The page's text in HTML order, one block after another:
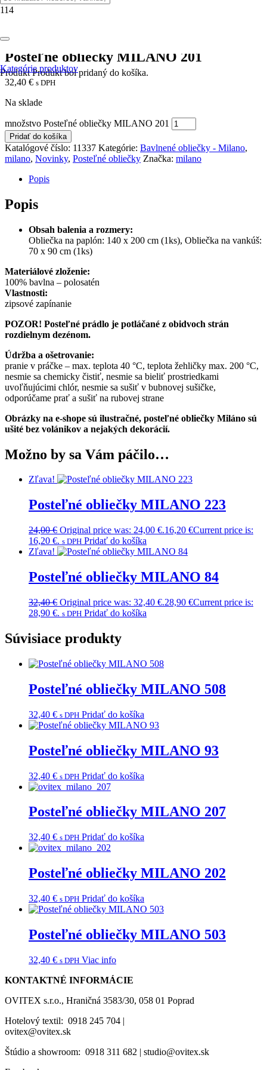
ProduktProduktbol pridaný do košíka.
Kategórie produktov
Posteľné obliečky MILANO 201
32,40 € s DPH
Na sklade
množstvo Posteľné obliečky MILANO 201
Pridať do košíka
Katalógové číslo: 11337 Kategórie: Bavlnené obliečky - Milano,
milano, Novinky, Posteľné obliečky Značka: milano
Popis
Popis
Obsah balenia a rozmery:
Obliečka na paplón: 140 x 200 cm (1ks), Obliečka na vankúš:
70 x 90 cm (1ks)
Materiálové zloženie:
100% bavlna – polosatén
Vlastnosti:
zipsové zapínanie
POZOR! Posteľné prádlo je potláčané z obidvoch strán
rozdielnym dezénom.
Údržba a ošetrovanie:
pranie v práčke – max. teplota 40 °C, teplota žehličky max. 200 °C,
nesmie sa chemicky čistiť, nesmie sa bieliť prostriedkami
uvoľňujúcimi chlór, nesmie sa sušiť v bubnovej sušičke,
odporúčame prať a sušiť na rubovej strane
Obrázky na e-shope sú ilustračné, posteľné obliečky Miláno sú
ušité bez volánikov a nejakých dekorácií.
Možno by sa Vám páčilo…
Zľava!
Posteľné obliečky MILANO 223
24,00€ Original price was: 24,00 €.16,20 €Current price is:
16,20 €. s DPH Pridať do košíka
Zľava!
Posteľné obliečky MILANO 84
32,40€ Original price was: 32,40 €.28,90 €Current price is:
28,90 €. s DPH Pridať do košíka
Súvisiace produkty
Posteľné obliečky MILANO 508
32,40 € s DPH Pridať do košíka
Posteľné obliečky MILANO 93
32,40 € s DPH Pridať do košíka
Posteľné obliečky MILANO 207
32,40 € s DPH Pridať do košíka
Posteľné obliečky MILANO 202
32,40 € s DPH Pridať do košíka
Posteľné obliečky MILANO 503
32,40 € s DPH Viac info
KONTAKTNÉ INFORMÁCIE
OVITEX s.r.o., Hraničná 3583/30, 058 01 Poprad
Hotelový textil: 0918 245 704 |
ovitex@ovitex.sk
Štúdio a showroom: 0918 311 682 | studio@ovitex.sk